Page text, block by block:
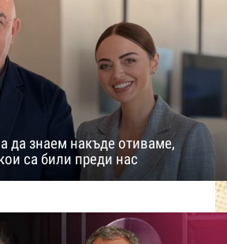
да знаем накъде отиваме,
са били преди нас